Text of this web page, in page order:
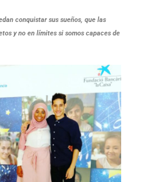
conquistar sus sueños, que las
y no en límites si somos capaces de